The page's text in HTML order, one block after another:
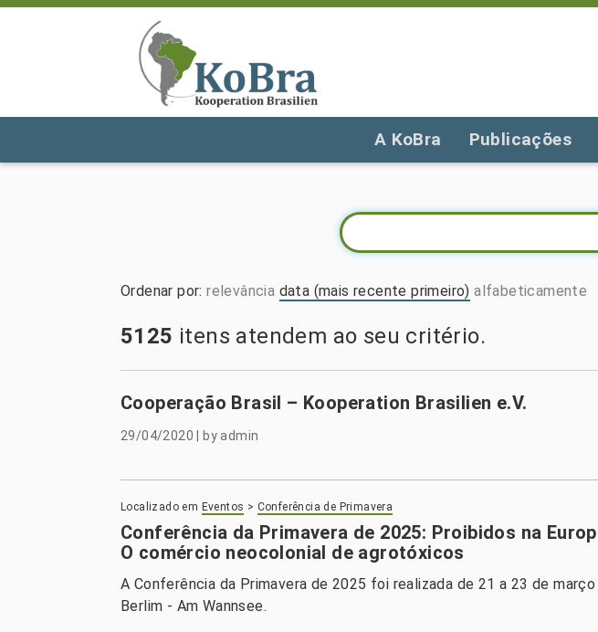
A KoBra Publicações
Ordenar por:relevância data (mais recente primeiro) alfabeticamente
5125 itens atendem ao seu critério.
Cooperação Brasil – Kooperation Brasilien e.V.
29/04/2020 byadmin
Localizado em Eventos > Conferência de Primavera
Conferência da Primavera de 2025: Proibidos na
O comércio neocolonial de agrotóxicos
A Conferência da Primavera de 2025 foi realizada de 21 a 23 de
Berlim - Am Wannsee.